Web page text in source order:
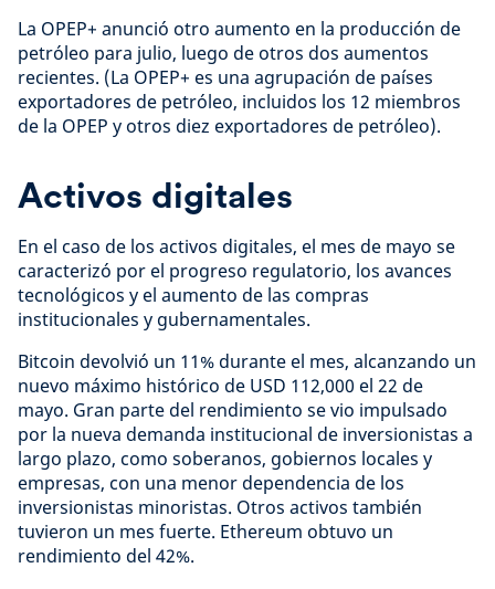
La OPEP+ anunció otro aumento en la producción de
petróleo para julio, luego de otros dos aumentos
recientes. (La OPEP+ es una agrupación de países
exportadores de petróleo, incluidos los 12 miembros
de la OPEP y otros diez exportadores de petróleo).
Activos digitales
En el caso de los activos digitales, el mes de mayo se
caracterizó por el progreso regulatorio, los avances
tecnológicos y el aumento de las compras
institucionales y gubernamentales.
Bitcoin devolvió un 11% durante el mes, alcanzando un
nuevo máximo histórico de USD 112,000 el 22 de
mayo. Gran parte del rendimiento se vio impulsado
por la nueva demanda institucional de inversionistas a
largo plazo, como soberanos, gobiernos locales y
empresas, con una menor dependencia de los
inversionistas minoristas. Otros activos también
tuvieron un mes fuerte. Ethereum obtuvo un
rendimiento del 42%.